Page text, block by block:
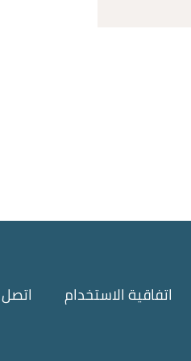
اتفاقية الاستخدام اتصل